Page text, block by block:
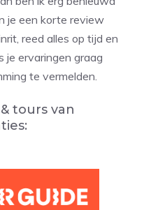
je een korte review
reed alles op tijd en
je ervaringen graag
te vermelden.
tours van